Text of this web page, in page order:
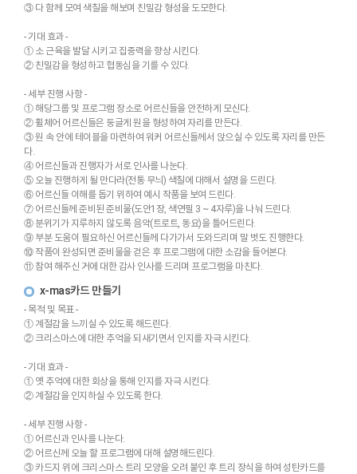
③ 다 함께 모여 색칠을 해보며 친밀감 형성을 도모한다.
- 기대 효과 -
① 소 근육을 발달 시키고 집중력을 향상 시킨다.
② 친밀감을 형성하고 협동심을 기를 수 있다.
- 세부 진행 사항 -
① 해당그룹 및 프로그램 장소로 어르신들을 안전하게 모신다.
② 휠체어 어르신들은 둥글게 원을 형성하여 자리를 만든다.
③ 원 속 안에 테이블을 마련하여 워커 어르신들께서 앉으실 수 있도록 자리를 만든
다.
④ 어르신들과 진행자가 서로 인사를 나눈다.
⑤ 오늘 진행하게 될 만다라(전통 무늬) 색칠에 대해서 설명을 드린다.
⑥ 어르신들 이해를 돕기 위하여 예시 작품을 보여 드린다.
⑦ 어르신들께 준비된 준비물(도안1장, 색연필 3 ~ 4자루)을 나눠 드린다.
⑧ 분위기가 지루하지 않도록 음악(트로트, 동요)을 틀어드린다.
⑨ 부분 도움이 필요하신 어르신들께 다가가서 도와드리며 말 벗도 진행한다.
⑩ 작품이 완성되면 준비물을 걷은 후 프로그램에 대한 소감을 들어본다.
⑪ 참여 해주신 거에 대한 감사 인사를 드리며 프로그램을 마친다.
x-mas카드 만들기
- 목적 및 목표 -
① 계절감을 느끼실 수 있도록 해드린다.
② 크리스마스에 대한 추억을 되새기면서 인지를 자극 시킨다.
- 기대 효과 -
① 옛 추억에 대한 회상을 통해 인지를 자극 시킨다.
② 계절감을 인지하실 수 있도록 한다.
- 세부 진행 사항 -
① 어르신과 인사를 나눈다.
② 어르신께 오늘 할 프로그램에 대해 설명해드린다.
③ 카드지 위에 크리스마스 트리 모양을 오려 붙인 후 트리 장식을 하여 성탄카드를